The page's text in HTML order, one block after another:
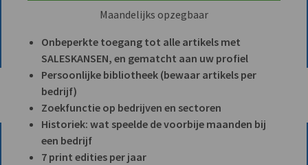
Maandelijks opzegbaar
Onbeperkte toegang tot alle artikels met
SALESKANSEN, en gematcht aan uw profiel
Persoonlijke bibliotheek (bewaar artikels per
bedrijf)
Zoekfunctie op bedrijven en sectoren
Historiek: wat speelde de voorbije maanden bij
een bedrijf
7 print edities per jaar